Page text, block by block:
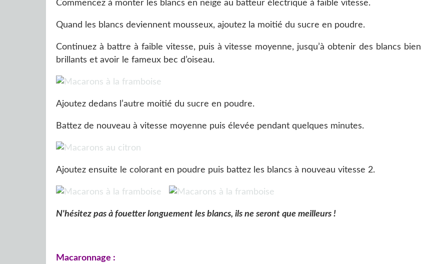
Commencez à monter les blancs en neige au batteur électrique à faible vitesse.
Quand les blancs deviennent mousseux, ajoutez la moitié du sucre en poudre.
Continuez à battre à faible vitesse, puis à vitesse moyenne, jusqu’à obtenir des blancs bien
brillants et avoir le fameux bec d’oiseau.
Ajoutez dedans l’autre moitié du sucre en poudre.
Battez de nouveau à vitesse moyenne puis élevée pendant quelques minutes.
Ajoutez ensuite le colorant en poudre puis battez les blancs à nouveau vitesse 2.
N'hésitez pas à fouetter longuement les blancs, ils ne seront que meilleurs !
Macaronnage :